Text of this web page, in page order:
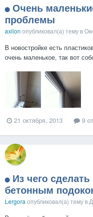
Очень
проблемы
axilon опубликовал(а) тему в
В новостройке есть
очень маленькое, так вот
с ним ни разу не работал,
действий. Фото прилагается....
21 октября, 2013 9
Из чего
бетонным
Lergora опубликовал(а) тему в